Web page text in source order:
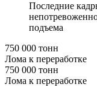
Последние
подъема
750 000 тонн
Лома к переработке
750 000 тонн
Лома к переработке